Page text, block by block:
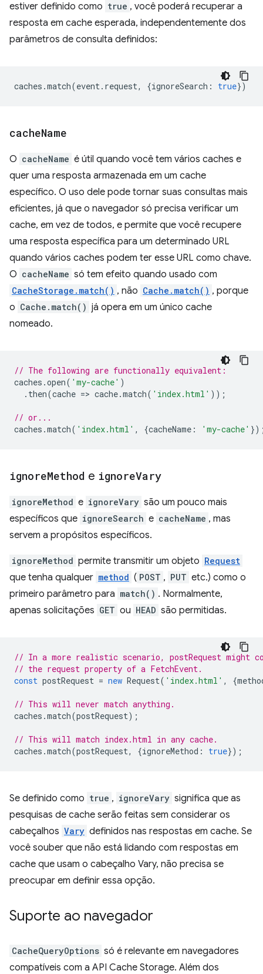
estiver definido como true , você poderá recuperar a
resposta em cache esperada, independentemente dos
parâmetros de consulta definidos:
caches .match(event. request, {ignoreSearch : true})
cacheName
O cacheName é útil quando você tem vários caches e
quer uma resposta armazenada em um cache
específico. O uso dele pode tornar suas consultas mais
eficientes, já que o navegador só precisa verificar um
cache, em vez de todos, e permite que você recupere
uma resposta específica para um determinado URL
quando vários caches podem ter esse URL como chave.
O cacheName só tem efeito quando usado com
CacheStorage.match() , não Cache.match() , porque
o Cache.match() já opera em um único cache
nomeado.
// The following are functionally equivalent:
caches .open( 'my-cache' )
. then(cache => cache.match( 'index.html' ));
// or...
caches .match( 'index.html' , {cacheName : 'my-cache'
ignoreMethod e ignoreVary
ignoreMethod e ignoreVary são um pouco mais
específicos que ignoreSearch e cacheName , mas
servem a propósitos específicos.
ignoreMethod permite transmitir um objeto Request
que tenha qualquer method ( POST , PUT etc.) como o
primeiro parâmetro para match() . Normalmente,
apenas solicitações GET ou HEAD são permitidas.
// In a more realistic scenario, postRequest might
// the request property of a FetchEvent.
const postRequest = new Request( 'index.html' , {
// This will never match anything.
caches .match(postRequest);
// This will match index.html in any cache.
caches .match(postRequest, {ignoreMethod : true});
Se definido como true , ignoreVary significa que as
pesquisas de cache serão feitas sem considerar os
cabeçalhos Vary definidos nas respostas em cache. Se
você souber que não está lidando com respostas em
cache que usam o cabeçalho Vary, não precisa se
preocupar em definir essa opção.
Suporte ao navegador
CacheQueryOptions só é relevante em navegadores
compatíveis com a API Cache Storage. Além dos